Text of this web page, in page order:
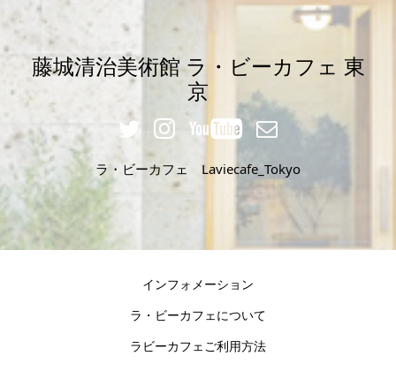
藤城清治美術館 ラ・ビーカフェ 東
京
ラ・ビーカフェ Laviecafe_Tokyo
インフォメーション
ラ・ビーカフェについて
ラビーカフェご利用方法